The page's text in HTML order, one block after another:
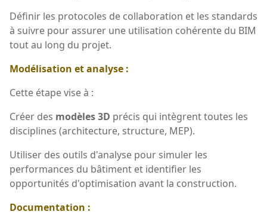
Définir les protocoles de collaboration et les standards
à suivre pour assurer une utilisation cohérente du BIM
tout au long du projet.
Modélisation et analyse :
Cette étape vise à :
Créer des modèles 3D précis qui intègrent toutes les
disciplines (architecture, structure, MEP).
Utiliser des outils d'analyse pour simuler les
performances du bâtiment et identifier les
opportunités d'optimisation avant la construction.
Documentation :